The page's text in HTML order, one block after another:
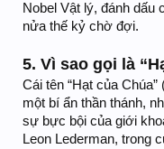
Nobel Vật lý, đánh dấu
nửa thế kỷ chờ đợi.
5. Vì sao gọi là
Cái tên “Hạt của
một bí ẩn thần thánh,
sự bực bội của giới
Leon Lederman, trong